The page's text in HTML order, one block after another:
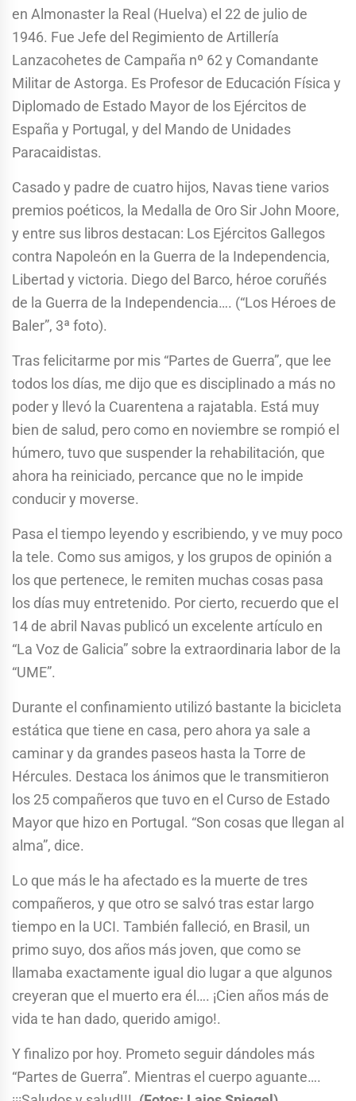
en Almonaster la Real (Huelva) el 22 de julio de
1946. Fue Jefe del Regimiento de Artillería
Lanzacohetes de Campaña nº 62 y Comandante
Militar de Astorga. Es Profesor de Educación Física y
Diplomado de Estado Mayor de los Ejércitos de
España y Portugal, y del Mando de Unidades
Paracaidistas.
Casado y padre de cuatro hijos, Navas tiene varios
premios poéticos, la Medalla de Oro Sir John Moore,
y entre sus libros destacan: Los Ejércitos Gallegos
contra Napoleón en la Guerra de la Independencia,
Libertad y victoria. Diego del Barco, héroe coruñés
de la Guerra de la Independencia…. (“Los Héroes de
Baler”, 3ª foto).
Tras felicitarme por mis “Partes de Guerra”, que lee
todos los días, me dijo que es disciplinado a más no
poder y llevó la Cuarentena a rajatabla. Está muy
bien de salud, pero como en noviembre se rompió el
húmero, tuvo que suspender la rehabilitación, que
ahora ha reiniciado, percance que no le impide
conducir y moverse.
Pasa el tiempo leyendo y escribiendo, y ve muy poco
la tele. Como sus amigos, y los grupos de opinión a
los que pertenece, le remiten muchas cosas pasa
los días muy entretenido. Por cierto, recuerdo que el
14 de abril Navas publicó un excelente artículo en
“La Voz de Galicia” sobre la extraordinaria labor de la
“UME”.
Durante el confinamiento utilizó bastante la bicicleta
estática que tiene en casa, pero ahora ya sale a
caminar y da grandes paseos hasta la Torre de
Hércules. Destaca los ánimos que le transmitieron
los 25 compañeros que tuvo en el Curso de Estado
Mayor que hizo en Portugal. “Son cosas que llegan al
alma”, dice.
Lo que más le ha afectado es la muerte de tres
compañeros, y que otro se salvó tras estar largo
tiempo en la UCI. También falleció, en Brasil, un
primo suyo, dos años más joven, que como se
llamaba exactamente igual dio lugar a que algunos
creyeran que el muerto era él…. ¡Cien años más de
vida te han dado, querido amigo!.
Y finalizo por hoy. Prometo seguir dándoles más
“Partes de Guerra”. Mientras el cuerpo aguante….